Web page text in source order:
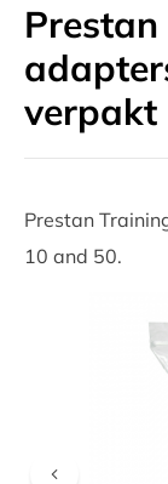
Prestan
verpakt
Prestan
10 and 50.